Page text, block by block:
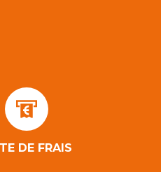
DE FRAIS